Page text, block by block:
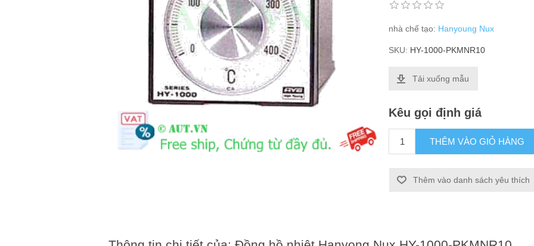
nhà chế tạo: Hanyoung Nux
SKU: HY-1000-PKMNR10
Tải xuống mẫu
Kêu gọi định giá
THÊM VÀO GIỎ HÀNG
Thêm vào danh sách yêu thích